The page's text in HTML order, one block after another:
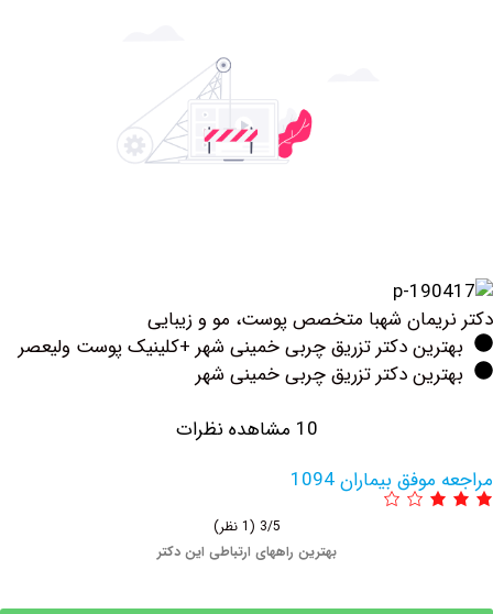
شهبا متخصص پوست، مو و زیبایی
دکتر تزریق چربی خمینی شهر +کلینیک پوست ولیعصر
دکتر تزریق چربی خمینی شهر
بیماران 1094
بهترین راههای ارتباطی این دکتر